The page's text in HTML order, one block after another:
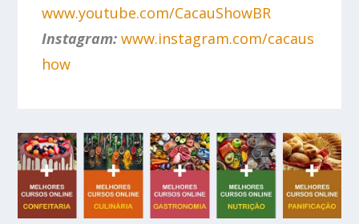
www.youtube.com/CacauShowBR
Instagram:www.instagram.com/cacaus
how